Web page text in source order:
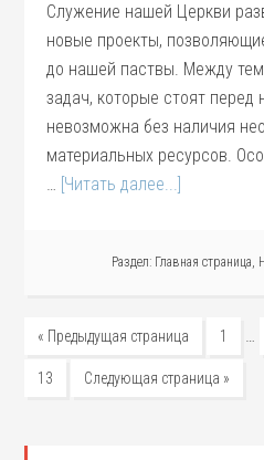
Служение нашей Церкви
новые проекты,
до нашей паствы. Между
задач, которые стоят
невозможна без наличия
материальных ресурсов.
… [Читать далее...]
Раздел: Главная страница,
« Предыдущая страница 1 …
13 Следующая страница »